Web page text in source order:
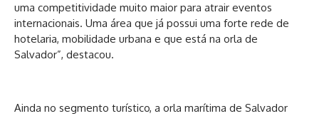
uma competitividade muito maior para atrair eventos
internacionais. Uma área que já possui uma forte rede de
hotelaria, mobilidade urbana e que está na orla de
Salvador”, destacou.
Ainda no segmento turístico, a orla marítima de Salvador